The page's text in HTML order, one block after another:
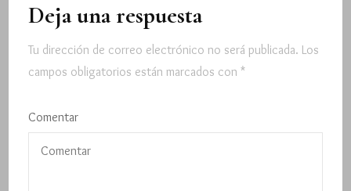
Deja una respuesta
Tu dirección de correo electrónico no será publicada. Los
campos obligatorios están marcados con*
Comentar